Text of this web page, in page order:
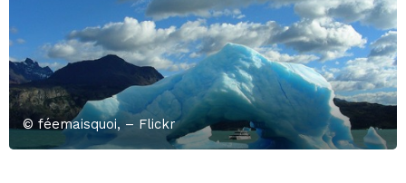
© féemaisquoi, – Flickr